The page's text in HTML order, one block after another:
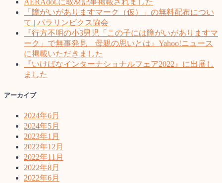
「障がいがありますマーク（仮）」の無料配布につい
て | パラリンビクス協会
『行方不明の小3男児「この子には障がいがありますマ
ーク」で無事発見 母親の思いとは』Yahoo!ニュース
に掲載いただきました
『いけばなインターナショナルフェア2022』に出展し
ました
アーカイブ
2024年6月
2024年5月
2023年1月
2022年12月
2022年11月
2022年8月
2022年6月